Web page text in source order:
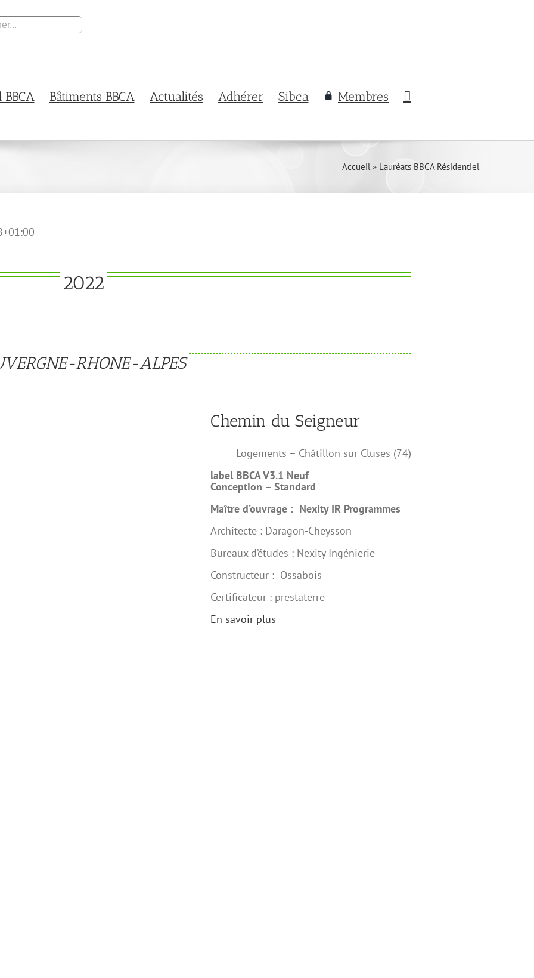
Bâtiments BBCA Actualités Adhérer Sibca Membres
Accueil » Lauréats BBCA Résidentiel
2022
RHONE-ALPES
Chemin du Seigneur
Logements – Châtillon sur Cluses (74)
label BBCA V3.1 Neuf
Conception – Standard
Maître d’ouvrage : Nexity IR Programmes
Architecte : Daragon-Cheysson
Bureaux d’études : Nexity Ingénierie
Constructeur : Ossabois
Certificateur : prestaterre
En savoir plus